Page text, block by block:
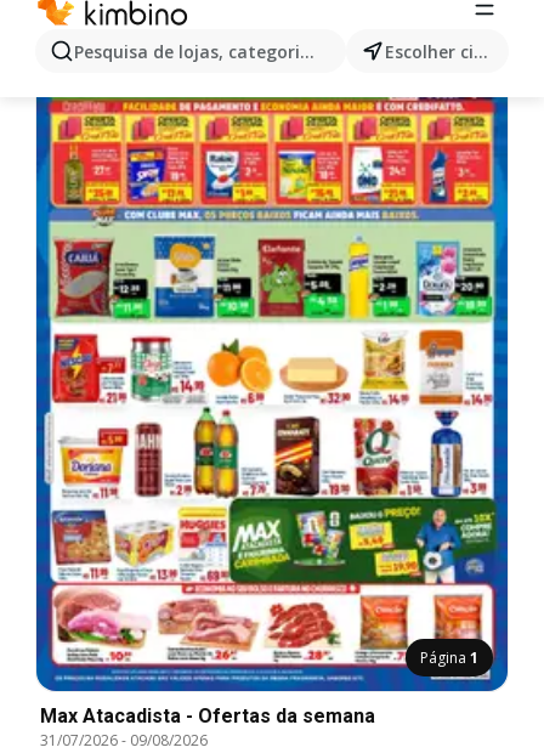
Pesquisa de lojas, categorias,produtos... Escolher cidade
Página 1
Max Atacadista - Ofertas da semana
31/07/2026- 09/08/2026